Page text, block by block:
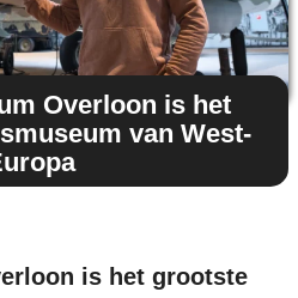
Overloon is het
van West-
is het grootste